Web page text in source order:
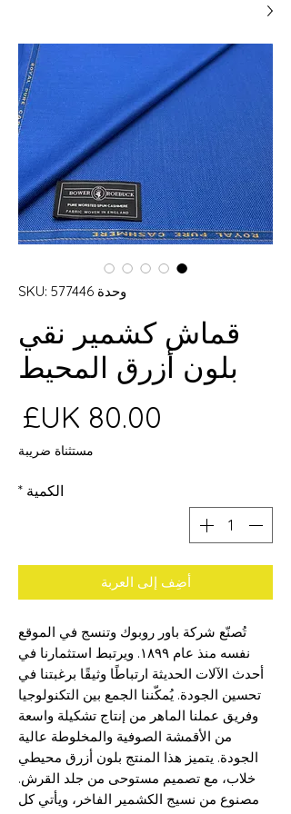
وحدة SKU: 577446
قماش كشمير نقي
بلون أزرق المحيط
مستثناة ضريبة
الكمية *
أضِف إلى العربة
تُصنّع شركة باور روبوك وتنسج في الموقع
نفسه منذ عام ١٨٩٩. ويرتبط استثمارنا في
أحدث الآلات الحديثة ارتباطًا وثيقًا برغبتنا في
تحسين الجودة. يُمكّننا الجمع بين التكنولوجيا
وفريق عملنا الماهر من إنتاج تشكيلة واسعة
من الأقمشة الصوفية والمخلوطة عالية
الجودة. يتميز هذا المنتج بلون أزرق محيطي
خلاب، مع تصميم مستوحى من جلد القرش.
مصنوع من نسيج الكشمير الفاخر، ويأتي كل